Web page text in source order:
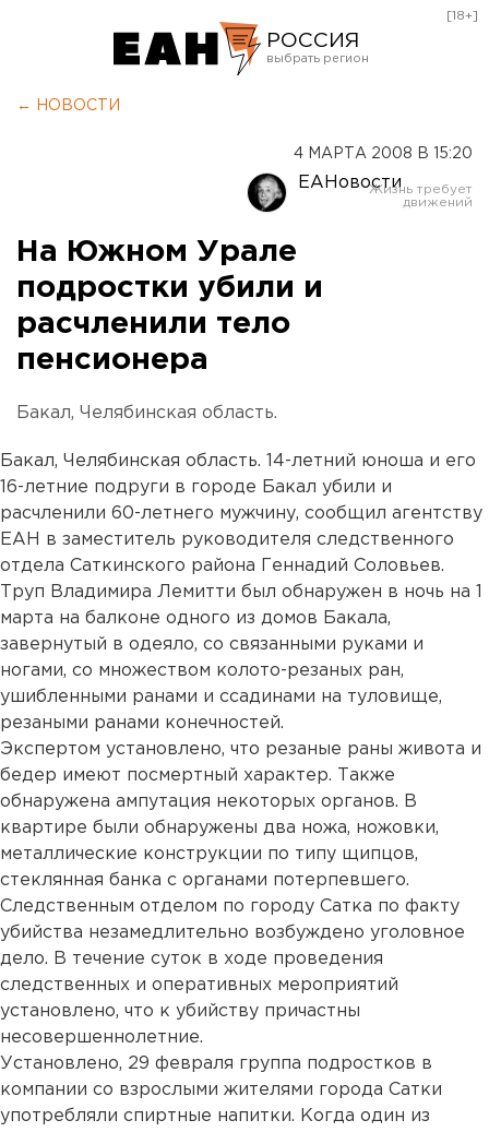
РОССИЯ
Оренбург
[18+]
← НОВОСТИ
4 МАРТА 2008 В 15:20
ЕАНовости
На Южном Урале
подростки убили и
расчленили тело
пенсионера
Бакал, Челябинская область.
Бакал, Челябинская область. 14-летний юноша и его
16-летние подруги в городе Бакал убили и
расчленили 60-летнего мужчину, сообщил агентству
ЕАН в заместитель руководителя следственного
отдела Саткинского района Геннадий Соловьев.
Труп Владимира Лемитти был обнаружен в ночь на 1
марта на балконе одного из домов Бакала,
завернутый в одеяло, со связанными руками и
ногами, со множеством колото-резаных ран,
ушибленными ранами и ссадинами на туловище,
резаными ранами конечностей.
Экспертом установлено, что резаные раны живота и
бедер имеют посмертный характер. Также
обнаружена ампутация некоторых органов. В
квартире были обнаружены два ножа, ножовки,
металлические конструкции по типу щипцов,
стеклянная банка с органами потерпевшего.
Следственным отделом по городу Сатка по факту
убийства незамедлительно возбуждено уголовное
дело. В течение суток в ходе проведения
следственных и оперативных мероприятий
установлено, что к убийству причастны
несовершеннолетние.
Установлено, 29 февраля группа подростков в
компании со взрослыми жителями города Сатки
употребляли спиртные напитки. Когда один из